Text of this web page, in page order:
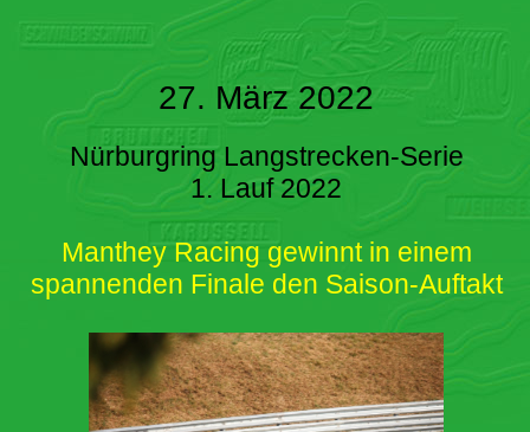
27. März 2022
Nürburgring Langstrecken-Serie
1. Lauf 2022
Manthey Racing gewinnt in einem
spannenden Finale den Saison-Auftakt